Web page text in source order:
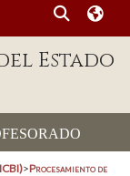
Estado
>Procesamiento de